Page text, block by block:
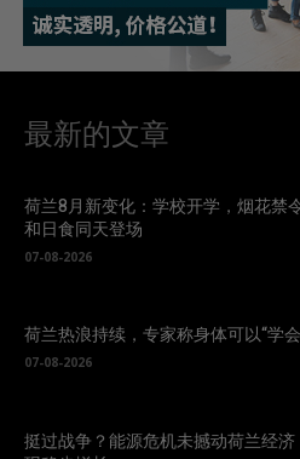
最新的文章
荷兰8月新变化：学校开学，烟花禁
和日食同天登场
07-08-2026
荷兰热浪持续，专家称身体可以“学
07-08-2026
挺过战争？能源危机未撼动荷兰经